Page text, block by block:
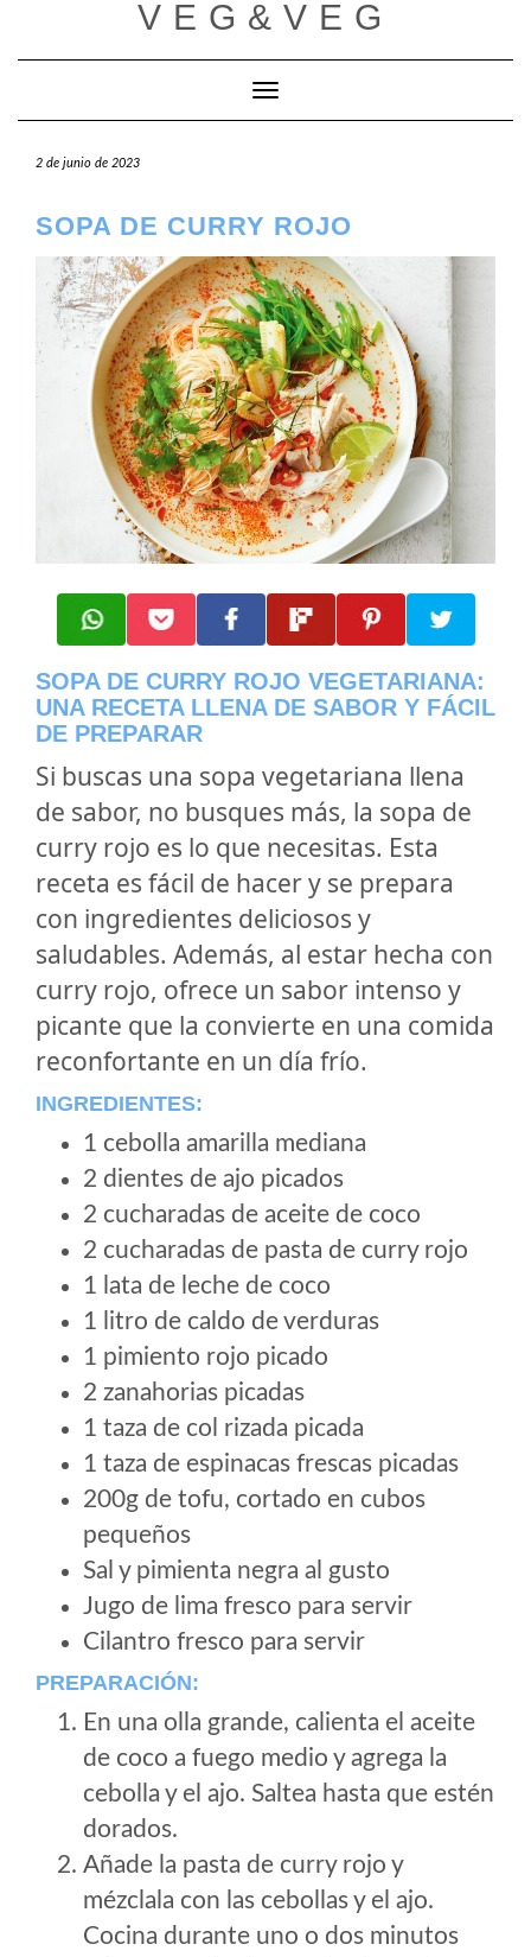
contenido
VEG&VEG
Cambiar modo de navegación
2 de junio de 2023
SOPA DE CURRY ROJO
SOPA DE CURRY ROJO VEGETARIANA:
UNA RECETA LLENA DE SABOR Y FÁCIL
DE PREPARAR
Si buscas una sopa vegetariana llena
de sabor, no busques más, la sopa de
curry rojo es lo que necesitas. Esta
receta es fácil de hacer y se prepara
con ingredientes deliciosos y
saludables. Además, al estar hecha con
curry rojo, ofrece un sabor intenso y
picante que la convierte en una comida
reconfortante en un día frío.
INGREDIENTES:
1 cebolla amarilla mediana
2 dientes de ajo picados
2 cucharadas de aceite de coco
2 cucharadas de pasta de curry rojo
1 lata de leche de coco
1 litro de caldo de verduras
1 pimiento rojo picado
2 zanahorias picadas
1 taza de col rizada picada
1 taza de espinacas frescas picadas
200g de tofu, cortado en cubos
pequeños
Sal y pimienta negra al gusto
Jugo de lima fresco para servir
Cilantro fresco para servir
PREPARACIÓN:
En una olla grande, calienta el aceite
de coco a fuego medio y agrega la
cebolla y el ajo. Saltea hasta que estén
dorados.
Añade la pasta de curry rojo y
mézclala con las cebollas y el ajo.
Cocina durante uno o dos minutos